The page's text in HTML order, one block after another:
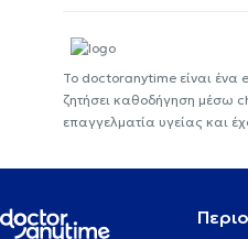
Το doctoranytime είναι ένα
ζητήσει καθοδήγηση μέσω
επαγγελματία υγείας και